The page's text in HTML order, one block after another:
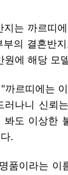
지는 까르띠
부의 결혼반
원에 해당 모
까르띠에는
러나니 신뢰
봐도 이상한
.
품이라는 이